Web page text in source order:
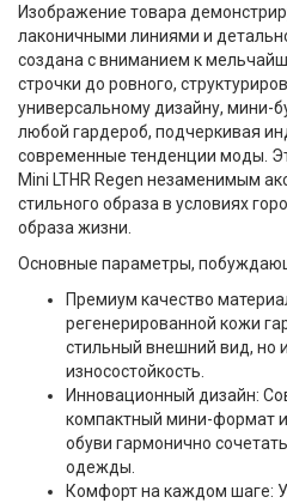
Изображение товара
лаконичными линиями и
создана с вниманием к
строчки до ровного,
универсальному дизайну, мини-
любой гардероб, подчеркивая
современные тенденции моды.
Mini LTHR Regen незаменимым
стильного образа в условиях
образа жизни.
Основные параметры,
Премиум качество
регенерированной кожи
стильный внешний вид, но
износостойкость.
Инновационный дизайн:
компактный мини-формат
обуви гармонично
одежды.
Комфорт на каждом шаге: